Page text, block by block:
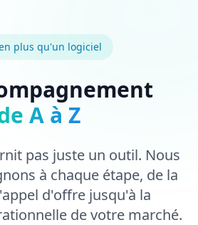
plus qu'un logiciel
A à Z
pas juste un outil. Nous
à chaque étape, de la
d'offre jusqu'à la
de votre marché.